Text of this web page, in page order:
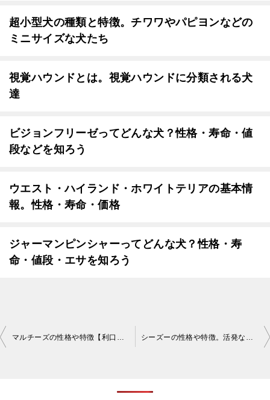
超小型犬の種類と特徴。チワワやパピヨンなどの
ミニサイズな犬たち
視覚ハウンドとは。視覚ハウンドに分類される犬
達
ビジョンフリーゼってどんな犬？性格・寿命・値
段などを知ろう
ウエスト・ハイランド・ホワイトテリアの基本情
報。性格・寿命・価格
ジャーマンピンシャーってどんな犬？性格・寿
命・値段・エサを知ろう
投